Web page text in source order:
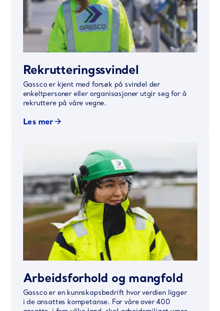
Rekrutteringssvindel
Gassco er kjent med forsøk på svindel der
enkeltpersoner eller organisasjoner utgir seg for å
rekruttere på våre vegne.
Les mer
Arbeidsforhold og mangfold
Gassco er en kunnskapsbedrift hvor verdien ligger
i de ansattes kompetanse. For våre over 400